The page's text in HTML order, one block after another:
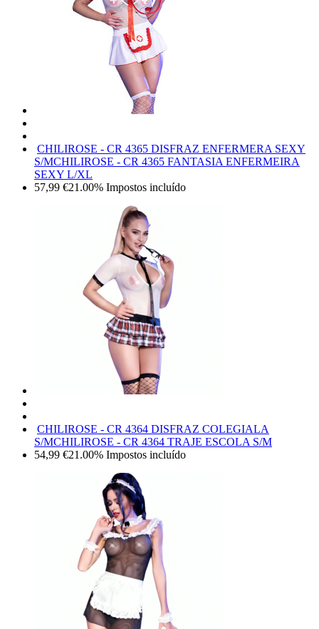
CHILIROSE - CR 4365 DISFRAZ ENFERMERA SEXY
S/MCHILIROSE - CR 4365 FANTASIA ENFERMEIRA
SEXY L/XL
57,99 €21.00% Impostos incluído
CHILIROSE - CR 4364 DISFRAZ COLEGIALA
S/MCHILIROSE - CR 4364 TRAJE ESCOLA S/M
54,99 €21.00% Impostos incluído